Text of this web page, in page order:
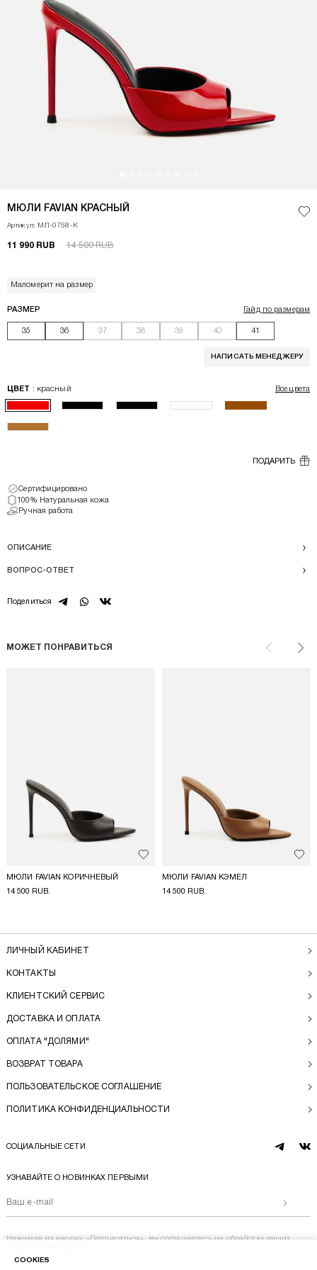
МЮЛИ FAVIAN КРАСНЫЙ
<p>Мюли из натуральной кожи созданы для тех, кто ценит безупречный
Артикул: МЛ-0758-К
11 990 RUB 14 500 RUB
Маломерит на размер
РАЗМЕР Гайд по размерам
35 36 37 38 39 40 41
НАПИСАТЬ МЕНЕДЖЕРУ
ЦВЕТ : красный Все цвета
ПОДАРИТЬ
Сертифицировано
100% Натуральная кожа
Ручная работа
ОПИСАНИЕ
ВОПРОС-ОТВЕТ
Поделиться telegramwhatsapp
vk
МОЖЕТ ПОНРАВИТЬСЯ
Назад
Добавить в избранное
МЮЛИ FAVIAN КОРИЧНЕВЫЙ
14 500 RUB.
МЮЛИ FAVIAN КЭМЕЛ
14 500 RUB.
ЛИЧНЫЙ КАБИНЕТ
КОНТАКТЫ
КЛИЕНТСКИЙ СЕРВИС
ДОСТАВКА И ОПЛАТА
ОПЛАТА "ДОЛЯМИ"
ВОЗВРАТ ТОВАРА
ПОЛЬЗОВАТЕЛЬСКОЕ СОГЛАШЕНИЕ
ПОЛИТИКА КОНФИДЕНЦИАЛЬНОСТИ
СОЦИАЛЬНЫЕ СЕТИ
telegram
vk
УЗНАВАЙТЕ О НОВИНКАХ ПЕРВЫМИ
Нажимая на кнопку «Подписаться», вы соглашаетесь на обработку ваших
COOKIES